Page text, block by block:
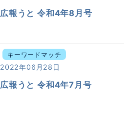
広報うと 令和4年8月号
キーワードマッチ
2022年06月28日
広報うと 令和4年7月号